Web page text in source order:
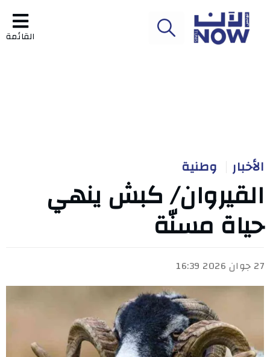
القائمة
الأخبار وطنية
القيروان/ كبش ينهي
حياة مسنّة
27 جوان 2026 16:39